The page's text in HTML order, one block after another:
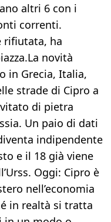
altri 6 con i
correnti.
rifiutata, ha
novità
in Grecia, Italia,
strade di Cipro a
di pietra
Un paio di dati
indipendente
e il 18 già viene
Oggi: Cipro è
nell’economia
in realtà si tratta